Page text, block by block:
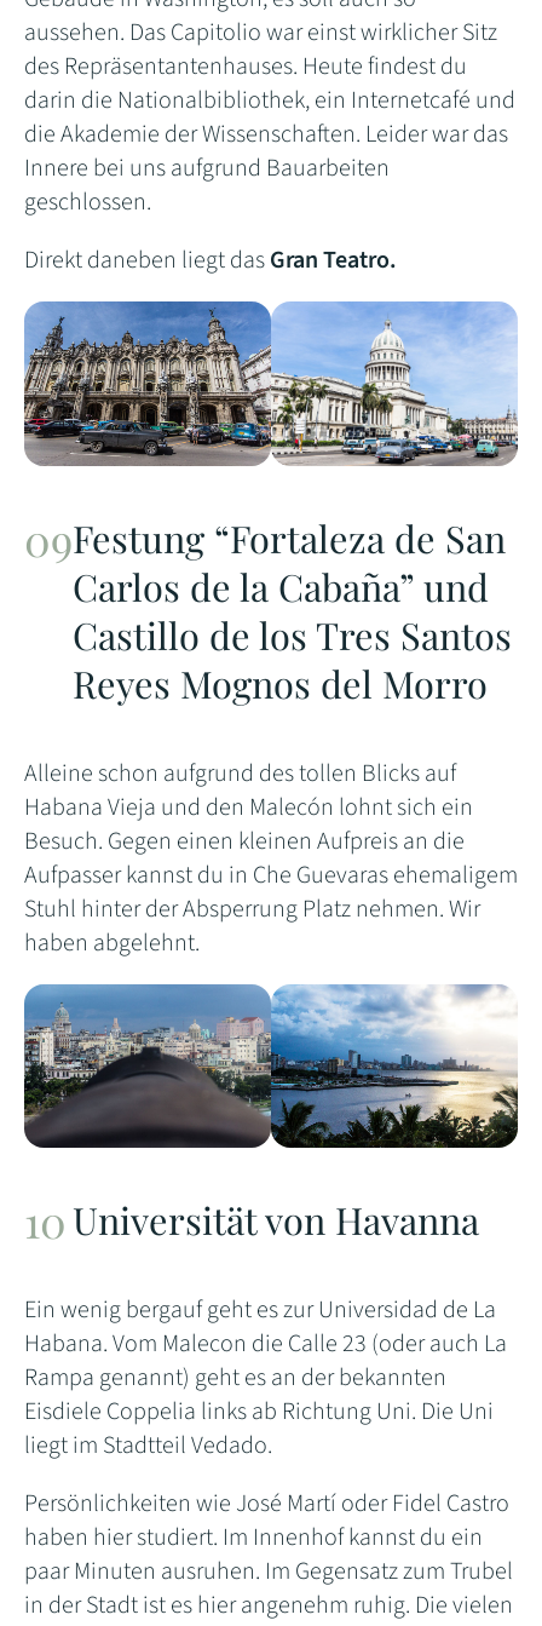
aussehen. Das Capitolio war einst wirklicher Sitz
des Repräsentantenhauses. Heute findest du
darin die Nationalbibliothek, ein Internetcafé und
die Akademie der Wissenschaften. Leider war das
Innere bei uns aufgrund Bauarbeiten
geschlossen.
Direkt daneben liegt dasGran Teatro.
Festung “Fortaleza de San
Carlos de la Cabaña” und
Castillo de los Tres Santos
Reyes Mognos del Morro
Alleine schon aufgrund des tollen Blicks auf
Habana Vieja und den Malecón lohnt sich ein
Besuch. Gegen einen kleinen Aufpreis an die
Aufpasser kannst du in Che Guevaras ehemaligem
Stuhl hinter der Absperrung Platz nehmen. Wir
haben abgelehnt.
Universität von Havanna
Ein wenig bergauf geht es zur Universidad de La
Habana. Vom Malecon die Calle 23 (oder auch La
Rampa genannt) geht es an der bekannten
Eisdiele Coppelia links ab Richtung Uni. Die Uni
liegt im Stadtteil Vedado.
Persönlichkeiten wie José Martí oder Fidel Castro
haben hier studiert. Im Innenhof kannst du ein
paar Minuten ausruhen. Im Gegensatz zum Trubel
in der Stadt ist es hier angenehm ruhig. Die vielen